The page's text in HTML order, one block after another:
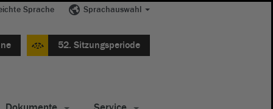
Sprache Sprachauswahl
52. Sitzungsperiode